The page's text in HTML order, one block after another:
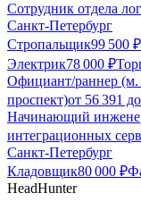
Сотрудник отдела
Санкт-Петербург
Стропальщик99 500 ₽
Электрик78 000 ₽
Официант/раннер (м.
проспект)от 56 391 до
Начинающий
интеграционных
Санкт-Петербург
Кладовщик80 000 ₽
HeadHunter